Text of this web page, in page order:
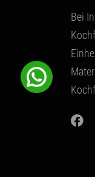
Bei